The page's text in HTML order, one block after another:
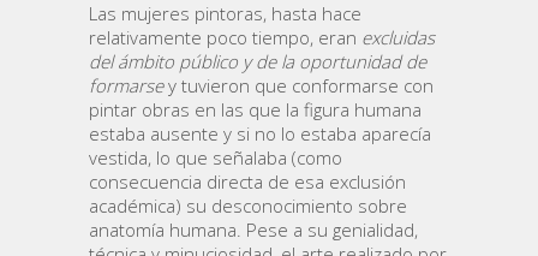
Las mujeres pintoras, hasta hace
relativamente poco tiempo, eran excluidas
del ámbito público y de la oportunidad de
formarsey tuvieron que conformarse con
pintar obras en las que la figura humana
estaba ausente y si no lo estaba aparecía
vestida, lo que señalaba (como
consecuencia directa de esa exclusión
académica) su desconocimiento sobre
anatomía humana. Pese a su genialidad,